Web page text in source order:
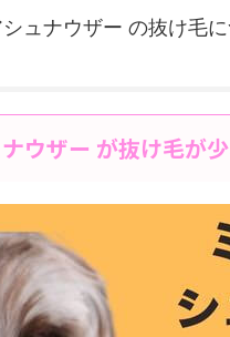
シュナウザー の抜け毛
ウザー が抜け毛が